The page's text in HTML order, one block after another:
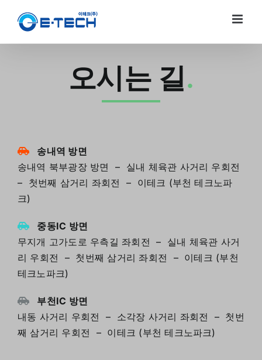
오시는 길.
송내역 방면
송내역 북부광장 방면 – 실내 체육관 사거리 우회전
– 첫번째 삼거리 좌회전 – 이테크 (부천 테크노파
크)
중동IC 방면
무지개 고가도로 우측길 좌회전 – 실내 체육관 사거
리 우회전 – 첫번째 삼거리 좌회전 – 이테크 (부천
테크노파크)
부천IC 방면
내동 사거리 우회전 – 소각장 사거리 좌회전 – 첫번
째 삼거리 우회전 – 이테크 (부천 테크노파크)